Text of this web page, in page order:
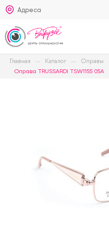
Адреса
Главная Каталог Оправы
Оправа TRUSSARDI TSW1155 05A